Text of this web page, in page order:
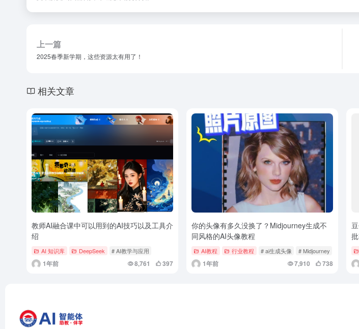
上一篇
2025春季新学期，这些资源太有用了！
相关文章
教师AI融合课中可以用到的AI技巧以及工具介
绍
AI 知识库 DeepSeek # AI教学与应用
1年前 8,761 397
你的头像有多久没换了？Midjourney生成不
同风格的AI头像教程
AI教程 行业教程 # ai生成头像 # Midjourney
1年前 7,910 738